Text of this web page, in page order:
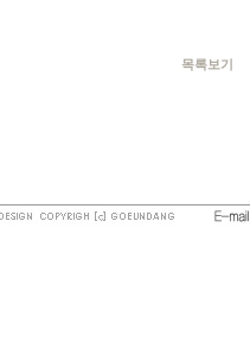
목록보기